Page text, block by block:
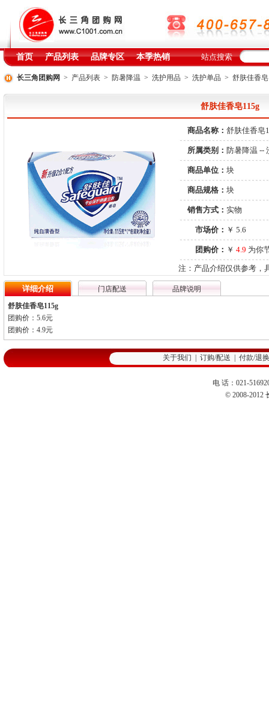
首页 产品列表 品牌专区 本季热销 站点搜索
长三角团购网 > 产品列表 > 防暑降温 > 洗护用品 > 洗护单品 > 舒肤佳香皂
舒肤佳香皂115g
商品名称： 舒肤佳香皂
所属类别： 防暑降温 --
商品单位： 块
商品规格： 块
销售方式： 实物
市场价： ￥ 5.6
团购价： ￥ 4.9 为你
注：产品介绍仅供参考，
详细介绍 门店配送
品牌说明
舒肤佳香皂115g
团购价：5.6元
团购价：4.9元
关于我们 订购/配送 付款/退
电 话：021-
© 2008-2012